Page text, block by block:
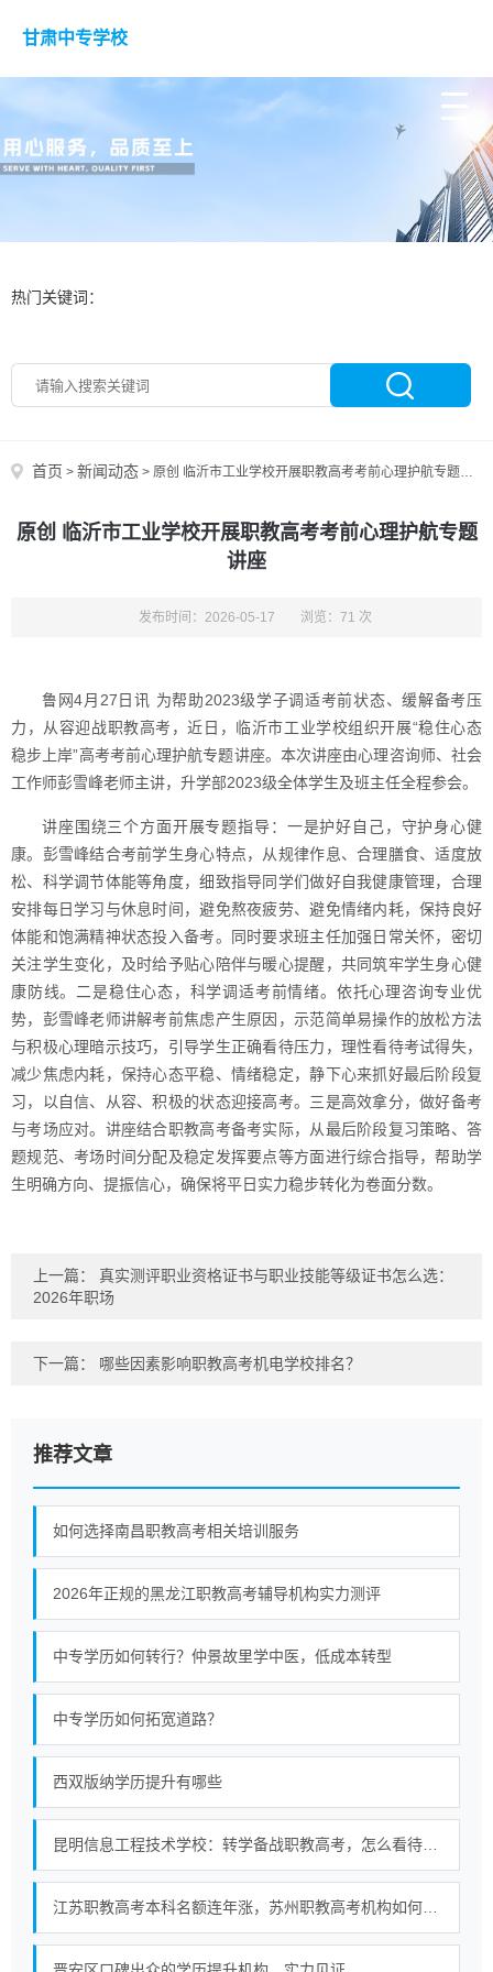
甘肃中专学校
热门关键词：
首页 > 新闻动态 > 原创 临沂市工业学校开展职教高考考前心理护航专题讲座
原创 临沂市工业学校开展职教高考考前心理护航专题
讲座
发布时间：2026-05-17 浏览：71 次
鲁网4月27日讯 为帮助2023级学子调适考前状态、缓解备考压
力，从容迎战职教高考，近日，临沂市工业学校组织开展“稳住心态
稳步上岸”高考考前心理护航专题讲座。本次讲座由心理咨询师、社会
工作师彭雪峰老师主讲，升学部2023级全体学生及班主任全程参会。
讲座围绕三个方面开展专题指导：一是护好自己，守护身心健
康。彭雪峰结合考前学生身心特点，从规律作息、合理膳食、适度放
松、科学调节体能等角度，细致指导同学们做好自我健康管理，合理
安排每日学习与休息时间，避免熬夜疲劳、避免情绪内耗，保持良好
体能和饱满精神状态投入备考。同时要求班主任加强日常关怀，密切
关注学生变化，及时给予贴心陪伴与暖心提醒，共同筑牢学生身心健
康防线。二是稳住心态，科学调适考前情绪。依托心理咨询专业优
势，彭雪峰老师讲解考前焦虑产生原因，示范简单易操作的放松方法
与积极心理暗示技巧，引导学生正确看待压力，理性看待考试得失，
减少焦虑内耗，保持心态平稳、情绪稳定，静下心来抓好最后阶段复
习，以自信、从容、积极的状态迎接高考。三是高效拿分，做好备考
与考场应对。讲座结合职教高考备考实际，从最后阶段复习策略、答
题规范、考场时间分配及稳定发挥要点等方面进行综合指导，帮助学
生明确方向、提振信心，确保将平日实力稳步转化为卷面分数。
上一篇： 真实测评职业资格证书与职业技能等级证书怎么选：
2026年职场
下一篇： 哪些因素影响职教高考机电学校排名？
推荐文章
如何选择南昌职教高考相关培训服务
2026年正规的黑龙江职教高考辅导机构实力测评
中专学历如何转行？仲景故里学中医，低成本转型
中专学历如何拓宽道路？
西双版纳学历提升有哪些